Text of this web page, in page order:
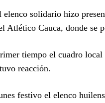
elenco solidario hizo
Atlético Cauca, donde se
tiempo el cuadro local
reacción.
festivo el elenco